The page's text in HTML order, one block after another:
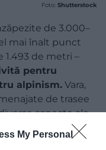
My Personal
Foto: Shutterstock
de 3.000–
mai înalt punct
de metri –
pentru
alpinism. Vara,
de trasee
aspecte ale
tradițiile,